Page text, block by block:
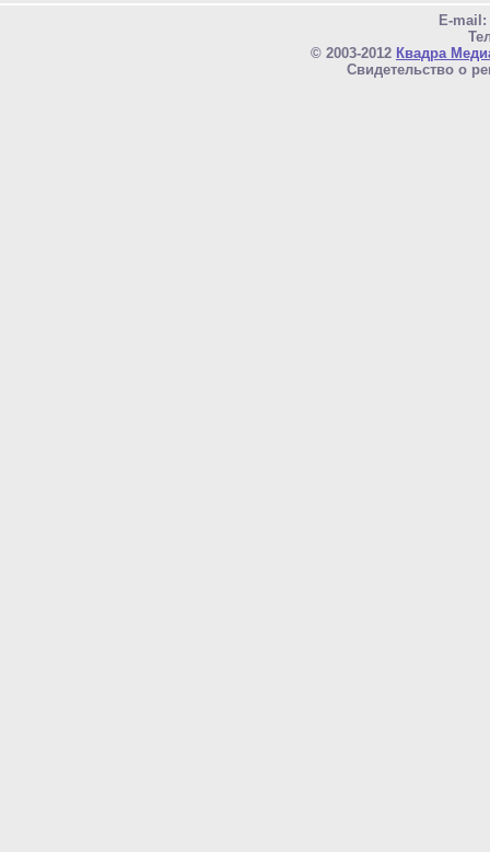
E-mail:
© 2003-2012 Квадра
Свидетельство о